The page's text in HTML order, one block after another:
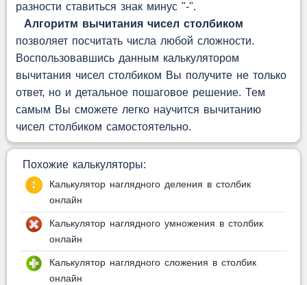
разности ставиться знак минус "-".
Алгоритм вычитания чисел столбиком
позволяет посчитать числа любой сложности.
Воспользовавшись данным калькулятором
вычитания чисел столбиком Вы получите не только
ответ, но и детальное пошаговое решение. Тем
самым Вы сможете легко научится вычитанию
чисел столбиком самостоятельно.
Похожие калькуляторы:
Калькулятор наглядного деления в столбик
онлайн
Калькулятор наглядного умножения в столбик
онлайн
Калькулятор наглядного сложения в столбик
онлайн